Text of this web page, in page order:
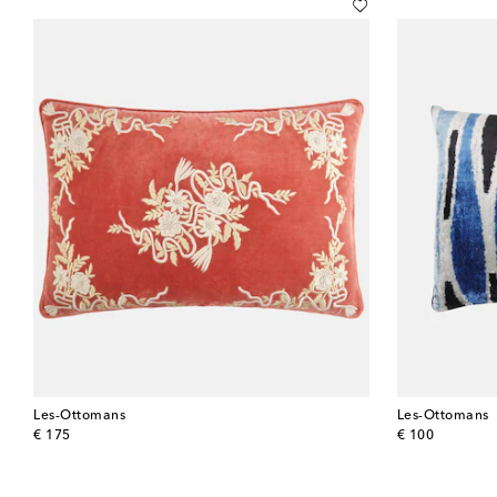
Les-Ottomans
€ 175
original price
Les-Ottomans
€ 100
original price